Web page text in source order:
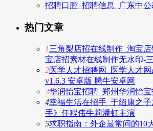
招聘口腔_招聘信息_广东中
热门文章
1三角梨店招在线制作_淘宝
宝店招素材在线制作无水印-
2医学人才招聘网_医学人才网
v1.6.3 安卓版 腾牛安卓网
3华润怡宝招聘_郑州华润怡
4幸福生活在招手_于绍康之
手》任程伟牛莉潘虹主演
5求职指南：外企最常问的10